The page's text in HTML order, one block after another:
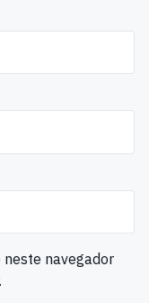
neste navegador